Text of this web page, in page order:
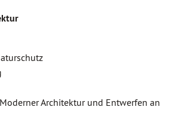
Architektur und Entwerfen an